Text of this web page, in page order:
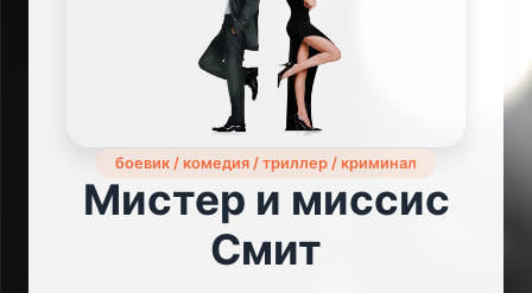
боевик / комедия / триллер / криминал
Мистер и миссис
Смит